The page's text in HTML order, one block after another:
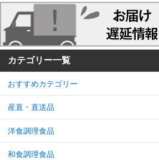
カテゴリー一覧
おすすめカテゴリー
産直・直送品
洋食調理食品
和食調理食品